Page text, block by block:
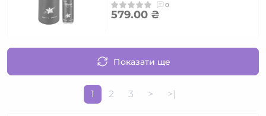
0
579.00 ₴
Показати ще
1 2 3 > >|